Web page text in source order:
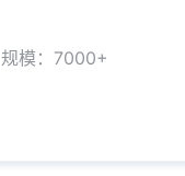
规模：7000+